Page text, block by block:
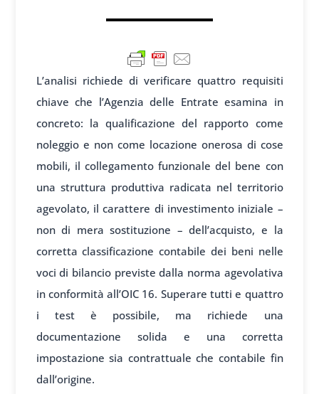
L’analisi richiede di verificare quattro requisiti
chiave che l’Agenzia delle Entrate esamina in
concreto: la qualificazione del rapporto come
noleggio e non come locazione onerosa di cose
mobili, il collegamento funzionale del bene con
una struttura produttiva radicata nel territorio
agevolato, il carattere di investimento iniziale –
non di mera sostituzione – dell’acquisto, e la
corretta classificazione contabile dei beni nelle
voci di bilancio previste dalla norma agevolativa
in conformità all’OIC 16. Superare tutti e quattro
i test è possibile, ma richiede una
documentazione solida e una corretta
impostazione sia contrattuale che contabile fin
dall’origine.